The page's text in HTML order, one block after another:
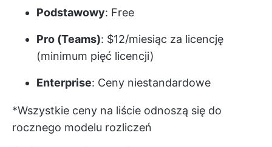
Podstawowy: Free
Pro (Teams): $12/miesiąc za licencję
(minimum pięć licencji)
Enterprise: Ceny niestandardowe
*Wszystkie ceny na liście odnoszą się do
rocznego modelu rozliczeń